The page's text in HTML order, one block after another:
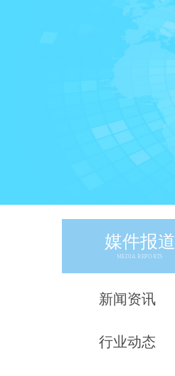
媒件报道
MEDIA REPORTS
新闻资讯
行业动态